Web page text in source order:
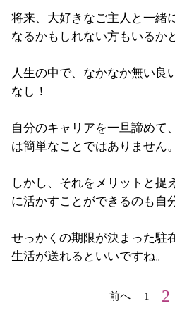
将来、大好きなご主人と一緒
なるかもしれない方もいるか
人生の中で、なかなか無い良
なし！
自分のキャリアを一旦諦めて
は簡単なことではありません。
しかし、それをメリットと捉
に活かすことができるのも自
せっかくの期限が決まった駐
生活が送れるといいですね。
前へ 1 2